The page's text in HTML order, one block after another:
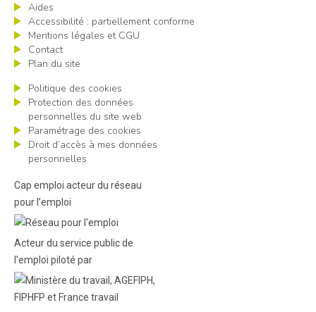
Aides
Accessibilité : partiellement conforme
Mentions légales et CGU
Contact
Plan du site
Politique des cookies
Protection des données
personnelles du site web
Paramétrage des cookies
Droit d’accès à mes données
personnelles
Cap emploi acteur du réseau
pour l’emploi
Acteur du service public de
l'emploi piloté par